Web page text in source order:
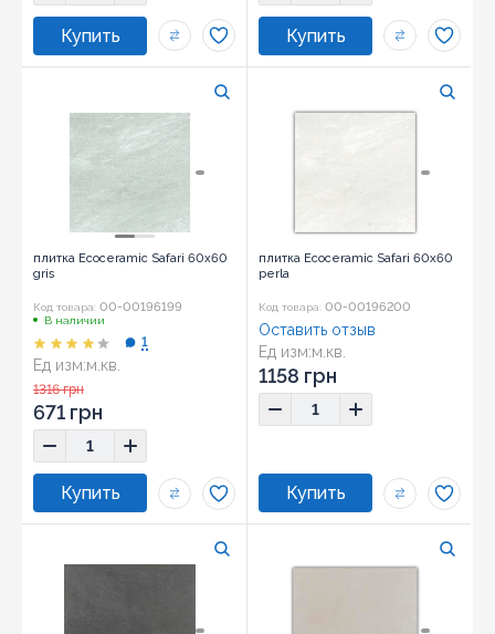
плитка Ecoceramic Safari 60x60
gris
Код товара: 00-00196199
В наличии
Ед изм:м.кв.
Размер:
1
1316 грн
671 грн
плитка Ecoceramic Safari 60x60
perla
Код товара: 00-00196200
Ед изм:м.кв.
Размер:60x60
Оставить отзыв
1158 грн